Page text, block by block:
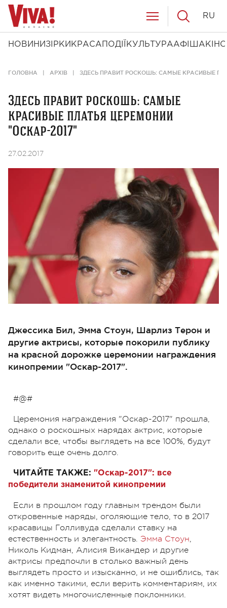
НОВИНИ ЗІРКИ КРАСА ПОДІЇ КУЛЬТУРААФІША КІНО
RU
ГОЛОВНА АРХІВ ЗДЕСЬ ПРАВИТ РОСКОШЬ: САМЫЕ КРАСИВЫЕ
Здесь правит роскошь: самые
красивые платья церемонии
"Оскар-2017"
27.02.2017
Джессика Бил, Эмма Стоун, Шарлиз Терон и
другие актрисы, которые покорили публику
на красной дорожке церемонии награждения
кинопремии "Оскар-2017".
#@#
Церемония награждения "Оскар-2017" прошла,
однако о роскошных нарядах актрис, которые
сделали все, чтобы выглядеть на все 100%, будут
говорить еще очень долго.
ЧИТАЙТЕ ТАКЖЕ: "Оскар-2017": все
победители знаменитой кинопремии
Если в прошлом году главным трендом были
откровенные наряды, оголяющие тело, то в 2017
красавицы Голливуда сделали ставку на
естественность и элегантность. Эмма Стоун,
Николь Кидман, Алисия Викандер и другие
актрисы предпочли в столько важный день
выглядеть просто и изысканно, и не ошиблись, так
как именно такими, если верить комментариям, их
хотят видеть многочисленные поклонники.